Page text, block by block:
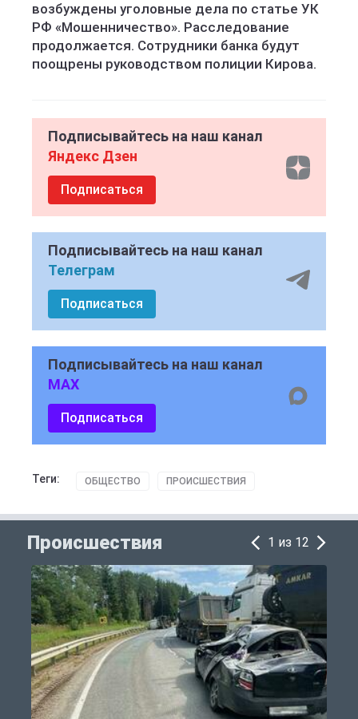
возбуждены уголовные дела по статье УК
РФ «Мошенничество». Расследование
продолжается. Сотрудники банка будут
поощрены руководством полиции Кирова.
Подписывайтесь на наш канал
Яндекс Дзен
Подписаться
Подписывайтесь на наш канал
Телеграм
Подписаться
Подписывайтесь на наш канал
MAX
Подписаться
Теги: ОБЩЕСТВО ПРОИСШЕСТВИЯ
Происшествия 1 из 12